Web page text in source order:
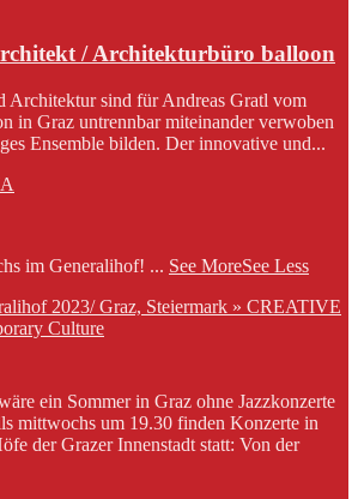
/ Architekturbüro balloon
Architektur sind für Andreas Gratl vom
in Graz untrennbar miteinander verwoben
Ensemble bilden. Der innovative und...
im Generalihof! ... See MoreSee Less
2023/ Graz, Steiermark » CREATIVE
Culture
ein Sommer in Graz ohne Jazzkonzerte
mittwochs um 19.30 finden Konzerte in
der Grazer Innenstadt statt: Von der